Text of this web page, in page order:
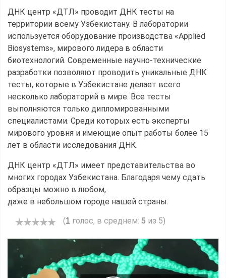
ДНК центр «ДТЛ» проводит ДНК тесты на
территории всему Узбекистану. В лаборатории
используется оборудование производства «Applied
Biosystems», мирового лидера в области
биотехнологий. Современные научно-технические
разработки позволяют проводить уникальные ДНК
тесты, которые в Узбекистане делает всего
несколько лабораторий в мире. Все тесты
выполняются только дипломированными
специалистами. Среди которых есть эксперты
мирового уровня и имеющие опыт работы более 15
лет в области исследования ДНК.
ДНК центр «ДТЛ» имеет представительства во
многих городах Узбекистана. Благодаря чему сдать
образцы можно в любом,
даже в небольшом городе нашей страны.
(1 голос, в среднем: 5 из 5)